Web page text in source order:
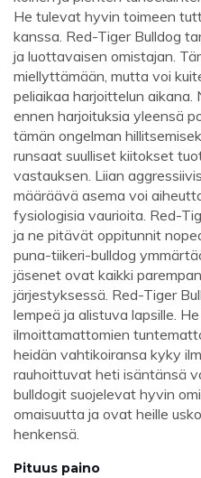
He tulevat hyvin toimeen
kanssa. Red-Tiger Bulldog
ja luottavaisen omistajan.
miellyttämään, mutta voi
peliaikaa harjoittelun
ennen harjoituksia yleensä
tämän ongelman
runsaat suulliset kiitokset
vastauksen. Liian
määräävä asema voi
fysiologisia vaurioita. Red-
ja ne pitävät oppitunnit
puna-tiikeri-bulldog
jäsenet ovat kaikki
järjestyksessä. Red-Tiger
lempeä ja alistuva lapsille.
ilmoittamattomien
heidän vahtikoiransa kyky
rauhoittuvat heti isäntänsä
bulldogit suojelevat hyvin
omaisuutta ja ovat heille
henkensä.
Pituus paino